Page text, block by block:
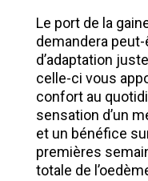
Le port de la
demandera
d’adaptation
celle-ci vous
confort au
sensation d’un
et un bénéfice
premières
totale de